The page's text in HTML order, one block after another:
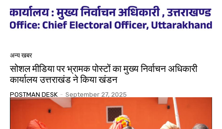
अन्य खबर
सोशल मीडिया पर भ्रामक पोस्टों का मुख्य निर्वाचन अधिकारी
कार्यालय उत्तराखंड ने किया खंडन
POSTMAN DESK - September 27, 2025